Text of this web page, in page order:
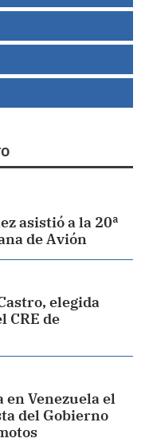
asistió a la 20ª
de Avión
elegida
CRE de
en Venezuela el
del Gobierno